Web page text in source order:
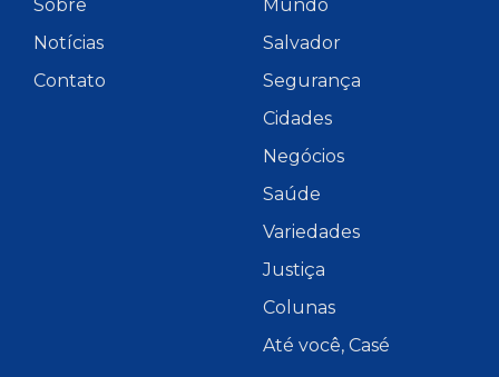
Sobre
Notícias
Contato
Mundo
Salvador
Segurança
Cidades
Negócios
Saúde
Variedades
Justiça
Colunas
Até você, Casé